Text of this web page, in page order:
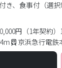
、食事付（選択
円（1年契約
京浜急行電鉄